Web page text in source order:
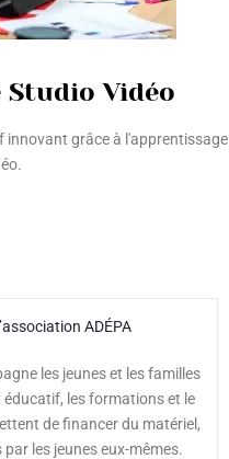
Vidéo
innovant grâce à l'apprentissage
ADÉPA
les jeunes et les familles
éducatif, les formations et le
de financer du matériel,
les jeunes eux-mêmes.